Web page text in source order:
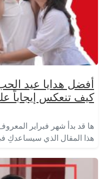
أفضل هدايا عيد
كيف تنعكس إيجاباً
ها قد بدأ شهر فبراير
هذا المقال الذي سيساعدكِ